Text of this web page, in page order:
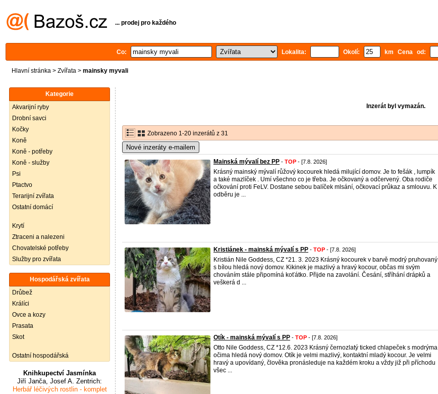
... prodej pro každého
Co: Lokalita: Okolí: km Cena od:
Hlavní stránka > Zvířata > mainsky myvali
Kategorie
Akvarijní ryby
Drobní savci
Kočky
Koně
Koně - potřeby
Koně - služby
Psi
Ptactvo
Terarijní zvířata
Ostatní domácí
Krytí
Ztraceni a nalezeni
Chovatelské potřeby
Služby pro zvířata
Hospodářská zvířata
Drůbež
Králíci
Ovce a kozy
Prasata
Skot
Ostatní hospodářská
Knihkupectví Jasmínka
Jiří Janča, Josef A. Zentrich:
Herbář léčivých rostlin - komplet
Inzerát byl vymazán.
Zobrazeno 1-20 inzerátů z 31
Nové inzeráty e-mailem
Mainská mývalí bez PP - TOP - [7.8. 2026]
Krásný mainský mývalí růžový kocourek hledá milující domov. Je to fešák , lumpík
a také mazlíček . Umí všechno co je třeba. Je očkovaný a odčervený. Oba rodiče
očkování proti FeLV. Dostane sebou balíček mlsání, očkovací průkaz a smlouvu. K
odběru je ...
Kristiánek - mainská mývalí s PP - TOP - [7.8. 2026]
Kristián Nile Goddess, CZ *21. 3. 2023 Krásný kocourek v barvě modrý pruhovaný
s bílou hledá nový domov. Kikinek je mazlivý a hravý kocour, občas mi svým
chováním stále připomíná koťátko. Přijde na zavolání. Česání, stříhání drápků a
veškerá d ...
Otík - mainská mývalí s PP - TOP - [7.8. 2026]
Otto Nile Goddess, CZ *12.6. 2023 Krásný černozlatý ticked chlapeček s modrýma
očima hledá nový domov. Otík je velmi mazlivý, kontaktní mladý kocour. Je velmi
hravý a upovídaný, člověka pronásleduje na každém kroku a vždy již při příchodu
všec ...